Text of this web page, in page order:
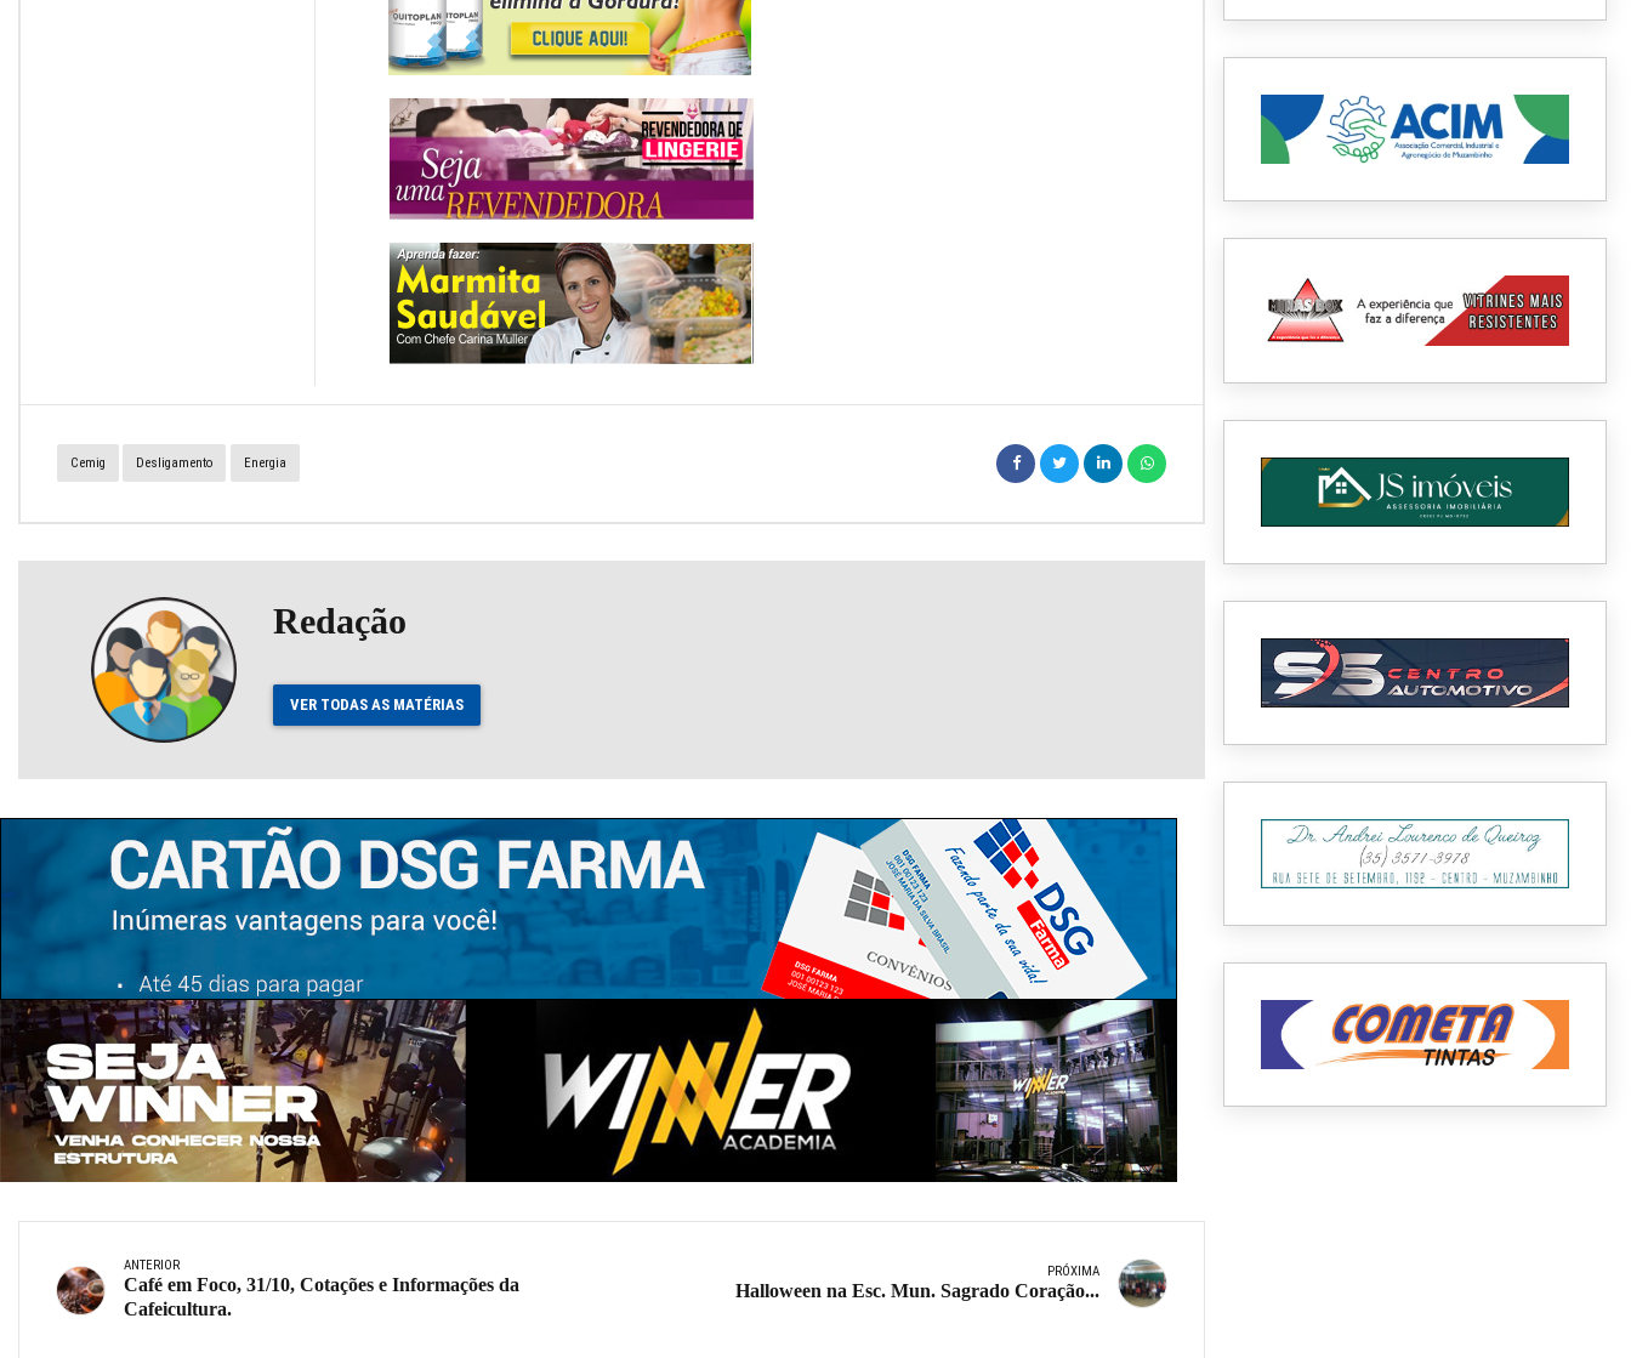
Cemig Desligamento Energia
Redação
VER TODAS AS MATÉRIAS
ANTERIOR
Café em Foco, 31/10, Cotações e Informações da
Cafeicultura.
PRÓXIMA
Halloween na Esc. Mun. Sagrado Coração...